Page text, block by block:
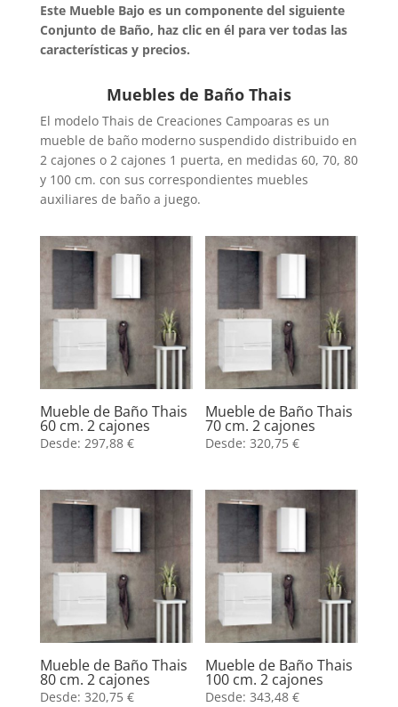
Este Mueble Bajo es un componente del siguiente
Conjunto de Baño, haz clic en él para ver todas las
características y precios.
Muebles de Baño Thais
El modelo Thais de Creaciones Campoaras es un
mueble de baño moderno suspendido distribuido en
2 cajones o 2 cajones 1 puerta, en medidas 60, 70, 80
y 100 cm. con sus correspondientes muebles
auxiliares de baño a juego.
Mueble de Baño Thais
60 cm. 2 cajones
Desde: 297,88 €
Mueble de Baño Thais
70 cm. 2 cajones
Desde:320,75€
Mueble de Baño Thais
80 cm. 2 cajones
Desde: 320,75 €
Mueble de Baño Thais
100 cm. 2 cajones
Desde:343,48€